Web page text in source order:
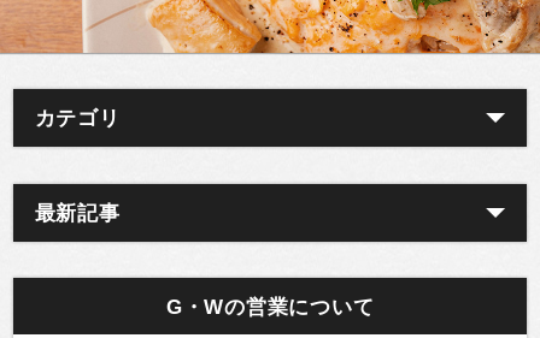
カテゴリ
最新記事
G・Wの営業について